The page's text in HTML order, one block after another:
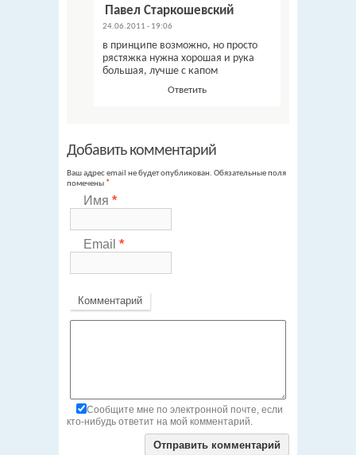
Павел Старкошевский
24.06.2011 - 19:06
в принципе возможно, но просто
рястяжка нужна хорошая и рука
большая, лучше с капом
Ответить
Добавить комментарий
Ваш адрес email не будет опубликован. Обязательные поля
помечены *
Имя *
Email *
Комментарий
Сообщите мне по электронной почте, если
кто-нибудь ответит на мой комментарий.